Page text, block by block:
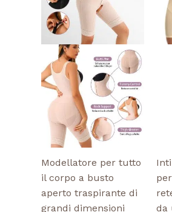
Modellatore per tutto
il corpo a busto
aperto traspirante di
grandi dimensioni
possono
essere
scelte
nella
pagina
del
da